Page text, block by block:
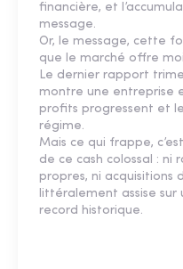
financière, et
message.
Or, le message, cette
que le marché offre
Le dernier rapport
montre une entreprise
profits progressent et
régime.
Mais ce qui frappe,
de ce cash colossal : ni
propres, ni acquisitions
littéralement assise sur
record historique.